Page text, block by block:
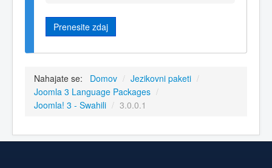
Prenesite zdaj
Nahajate se: Domov / Jezikovni paketi /
Joomla 3 Language Packages /
Joomla! 3 - Swahili / 3.0.0.1